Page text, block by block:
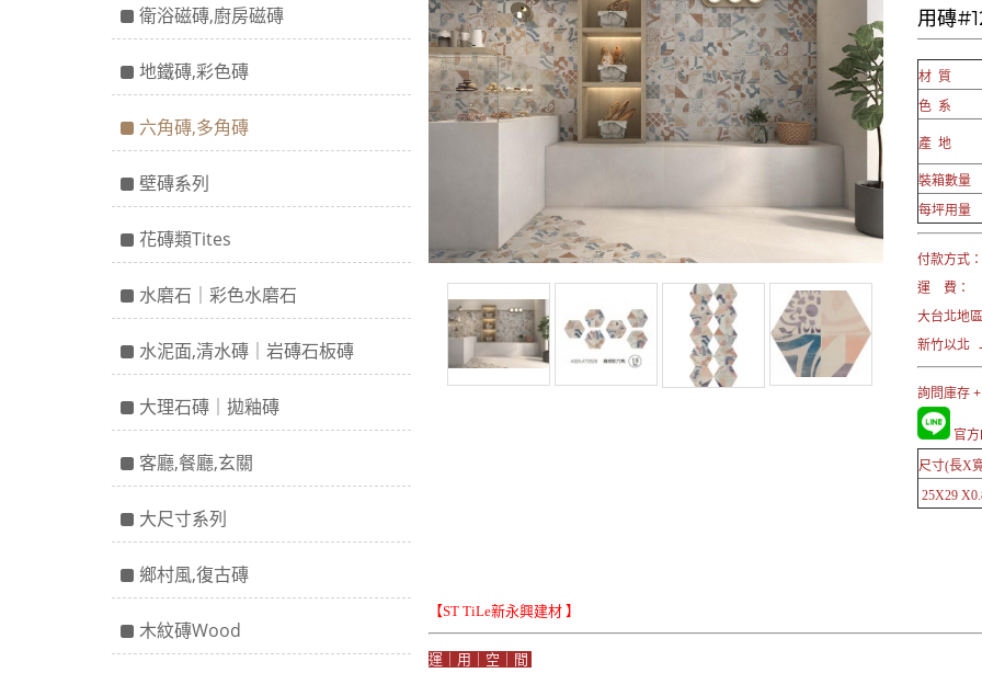
衛浴磁磚,廚房磁磚
地鐵磚,彩色磚
六角磚,多角磚
壁磚系列
花磚類Tites
水磨石｜彩色水磨石
水泥面,清水磚｜岩磚石板磚
大理石磚｜拋釉磚
客廳,餐廳,玄關
大尺寸系列
鄉村風,復古磚
木紋磚Wood
用磚
材 質
色 系
產 地
裝箱數量
每坪用量
付款方式
運 費：
大台北地
新竹以北
詢問庫存
官
尺寸(長X
25X29
【ST TiLe新永興建材 】
運｜用｜空｜間